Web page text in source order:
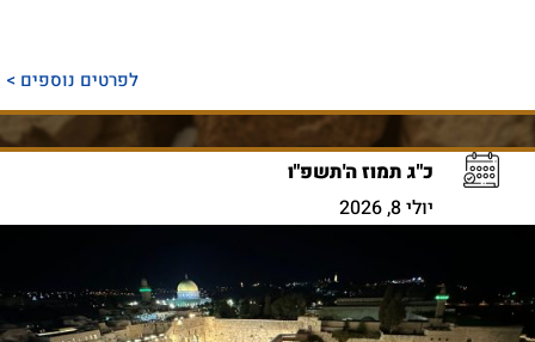
לפרטים נוספים >
כ"ג תמוז ה'תשפ"ו
יולי 8, 2026